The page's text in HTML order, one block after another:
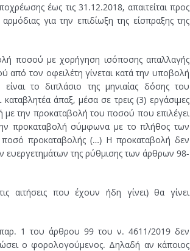
έως τις 31.12.2018, απαιτείται προς
για την επιδίωξη της είσπραξης της
ποσού με χορήγηση ισόποσης απαλλαγής
τον οφειλέτη γίνεται κατά την υποβολή
το διπλάσιο της μηνιαίας δόσης του
άπαξ, μέσα σε τρεις (3) εργάσιμες
με την προκαταβολή του ποσού που επιλέγει
προκαταβολή σύμφωνα με το πλήθος των
ποσό προκαταβολής (…) Η προκαταβολή δεν
ευεργετημάτων της ρύθμισης των άρθρων 98-
αιτήσεις που έχουν ήδη γίνει) θα γίνει
1 του άρθρου 99 του ν. 4611/2019 δεν
ο φορολογούμενος. Δηλαδή αν κάποιος